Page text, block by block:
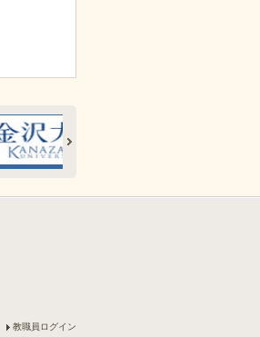
教職員ログイン